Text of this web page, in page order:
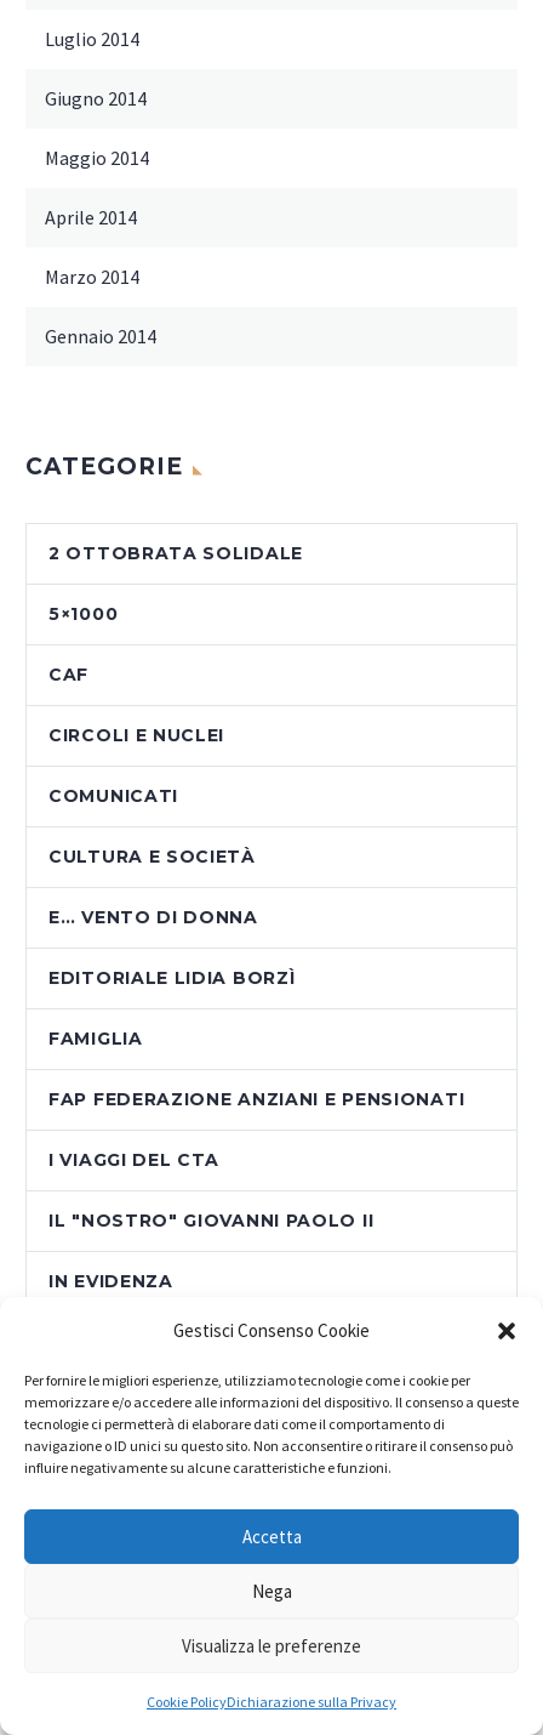
Gestisci Consenso Cookie
Per fornire le migliori esperienze, utilizziamo tecnologie come i cookie per
memorizzare e/o accedere alle informazioni del dispositivo. Il consenso a queste
tecnologie ci permetterà di elaborare dati come il comportamento di
navigazione o ID unici su questo sito. Non acconsentire o ritirare il consenso può
influire negativamente su alcune caratteristiche e funzioni.
Accetta
Nega
Visualizza le preferenze
Cookie PolicyDichiarazione sulla Privacy
Luglio 2014
Giugno 2014
Maggio 2014
Aprile 2014
Marzo 2014
Gennaio 2014
CATEGORIE
2 OTTOBRATA SOLIDALE
5×1000
CAF
CIRCOLI E NUCLEI
COMUNICATI
CULTURA E SOCIETÀ
E… VENTO DI DONNA
EDITORIALE LIDIA BORZÌ
FAMIGLIA
FAP FEDERAZIONE ANZIANI E PENSIONATI
I VIAGGI DEL CTA
IL "NOSTRO" GIOVANNI PAOLO II
IN EVIDENZA
INCLUSIONE SOCIALE
LAVORO E FORMAZIONE
LEGA CONSUMATORI
NEWSLETTER
OTTOBRATA SOLIDALE